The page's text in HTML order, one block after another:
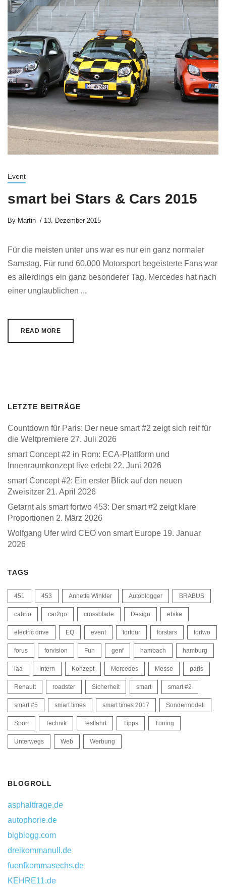
Event
smart bei Stars & Cars 2015
By Martin 13. Dezember 2015
Für die meisten unter uns war es nur ein ganz normaler
Samstag. Für rund 60.000 Motorsport begeisterte Fans war
es allerdings ein ganz besonderer Tag. Mercedes hat nach
einer unglaublichen ...
READ MORE
LETZTE BEITRÄGE
Countdown für Paris: Der neue smart #2 zeigt sich reif für
die Weltpremiere 27. Juli 2026
smart Concept #2 in Rom: ECA-Plattform und
Innenraumkonzept live erlebt 22. Juni 2026
smart Concept #2: Ein erster Blick auf den neuen
Zweisitzer 21. April 2026
Getarnt als smart fortwo 453: Der smart #2 zeigt klare
Proportionen 2. März 2026
Wolfgang Ufer wird CEO von smart Europe 19. Januar
2026
TAGS
451 453 Annette Winkler Autoblogger BRABUS
cabrio car2go crossblade Design ebike
electric drive EQ event forfour forstars fortwo
forus forvision Fun genf hambach hamburg
iaa Intern Konzept Mercedes Messe paris
Renault roadster Sicherheit smart smart #2
smart #5 smart times smart times 2017 Sondermodell
Sport Technik Testfahrt Tipps Tuning
Unterwegs Web Werbung
BLOGROLL
asphaltfrage.de
autophorie.de
bigblogg.com
dreikommanull.de
fuenfkommasechs.de
KEHRE11.de